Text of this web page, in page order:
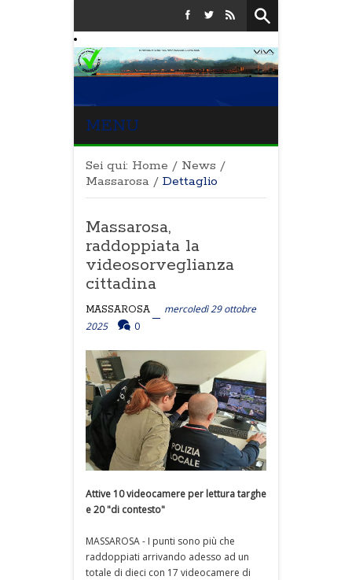
MENU
Sei qui: Home / News /
Massarosa / Dettaglio
Massarosa,
raddoppiata la
videosorveglianza
cittadina
MASSAROSA
mercoledì 29 ottobre
2025
0
Attive 10 videocamere per lettura targhe
e 20 "di contesto"
MASSAROSA - I punti sono più che
raddoppiati arrivando adesso ad un
totale di dieci con 17 videocamere di